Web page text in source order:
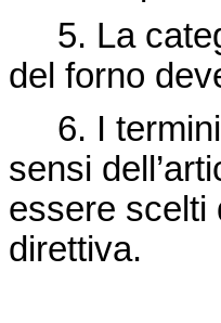
5. La
del forno
6. I termini
sensi
essere scelti
direttiva.